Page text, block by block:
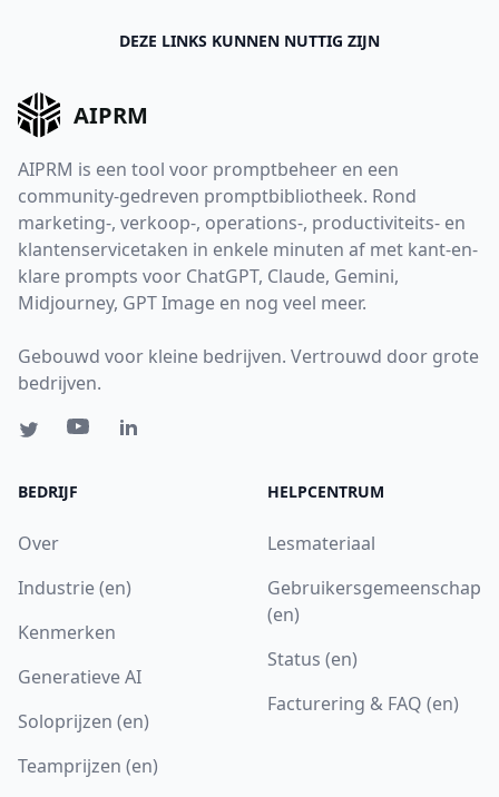
DEZE LINKS KUNNEN NUTTIG ZIJN
AIPRM
AIPRM is een tool voor promptbeheer en een
community-gedreven promptbibliotheek. Rond
marketing-, verkoop-, operations-, productiviteits- en
klantenservicetaken in enkele minuten af met kant-en-
klare prompts voor ChatGPT, Claude, Gemini,
Midjourney, GPT Image en nog veel meer.
Gebouwd voor kleine bedrijven. Vertrouwd door grote
bedrijven.
BEDRIJF
Over
Industrie (en)
Kenmerken
Generatieve AI
Soloprijzen (en)
Teamprijzen (en)
HELPCENTRUM
Lesmateriaal
Gebruikersgemeenschap
(en)
Status (en)
Facturering & FAQ (en)